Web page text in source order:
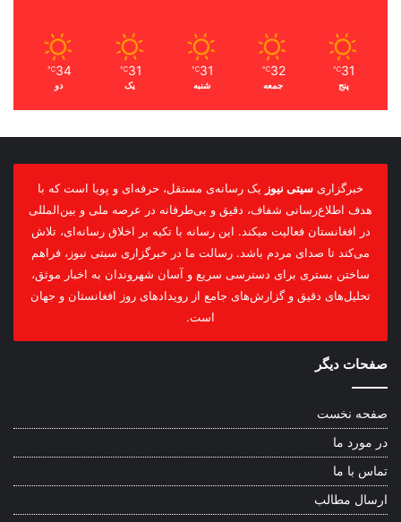
31
℃
پنج
32
℃
جمعه
31
℃
شنبه
31
℃
یک
34
℃
دو
خبرگزاری سیتی نیوز یک رسانه‌ی مستقل، حرفه‌ای و پویا است که با
هدف اطلاع‌رسانی شفاف، دقیق و بی‌طرفانه در عرصه ملی و بین‌المللی
در افغانستان فعالیت میکند. این رسانه با تکیه بر اخلاق رسانه‌ای، تلاش
می‌کند تا صدای مردم باشد. رسالت ما در خبرگزاری سیتی نیوز، فراهم
ساختن بستری برای دسترسی سریع و آسان شهروندان به اخبار موثق،
تحلیل‌های دقیق و گزارش‌های جامع از رویدادهای روز افغانستان و جهان
است.
صفحات دیگر
صفحه نخست
در مورد ما
تماس با ما
ارسال مطالب